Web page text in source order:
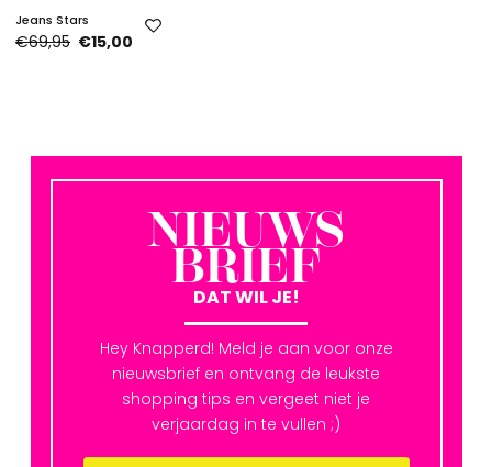
Jeans Stars
€69,95 €15,00
NIEUWS
BRIEF
DAT WIL JE!
Hey Knapperd! Meld je aan voor onze
nieuwsbrief en ontvang de leukste
shopping tips en vergeet niet je
verjaardag in te vullen ;)